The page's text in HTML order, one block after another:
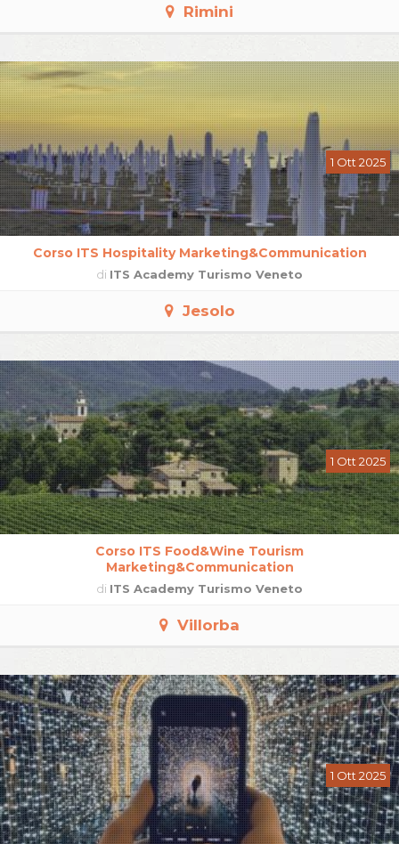
Rimini
Corso ITS Hospitality Marketing&Communication
di ITS Academy Turismo Veneto
1 Ott 2025
Jesolo
Corso ITS Food&Wine Tourism
Marketing&Communication
di ITS Academy Turismo Veneto
1 Ott 2025
Villorba
1 Ott 2025